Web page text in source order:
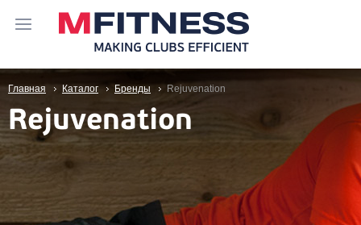
Главная Каталог Бренды Rejuvenation
Rejuvenation